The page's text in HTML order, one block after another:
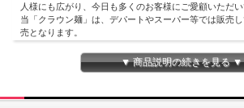
人様にも広がり、今日も多くのお客様にご愛顧いただい
当「クラウン麺」は、デパートやスーパー等では販売
売となります。
「こし」が強く、茹で伸びしにくいのが特徴です。
温麺の場合は20分が目安です。
▼ 商品説明の続きを見る ▼